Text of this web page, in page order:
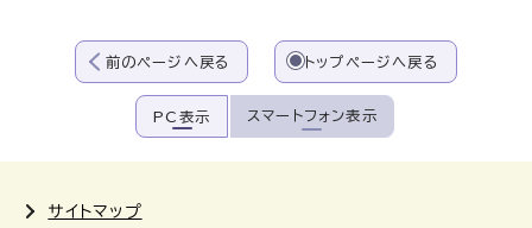
前のページへ戻る トップページへ戻る
PC表示 スマートフォン表示
サイトマップ